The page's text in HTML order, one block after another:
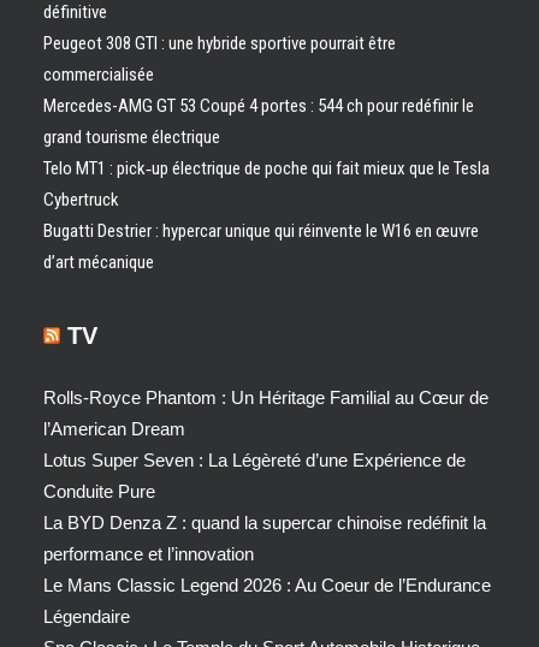
définitive
Peugeot 308 GTI : une hybride sportive pourrait être
commercialisée
Mercedes-AMG GT 53 Coupé 4 portes : 544 ch pour redéfinir le
grand tourisme électrique
Telo MT1 : pick‑up électrique de poche qui fait mieux que le Tesla
Cybertruck
Bugatti Destrier : hypercar unique qui réinvente le W16 en œuvre
d’art mécanique
TV
Rolls-Royce Phantom : Un Héritage Familial au Cœur de
l’American Dream
Lotus Super Seven : La Légèreté d’une Expérience de
Conduite Pure
La BYD Denza Z : quand la supercar chinoise redéfinit la
performance et l’innovation
Le Mans Classic Legend 2026 : Au Coeur de l’Endurance
Légendaire